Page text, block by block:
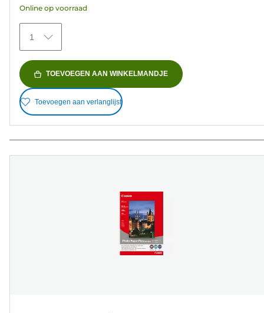
sterren.
74
beoordelingen
Online op voorraad
1
TOEVOEGEN AAN WINKELMANDJE
Toevoegen aan verlanglijst